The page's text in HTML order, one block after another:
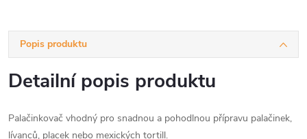
Popis produktu
Detailní popis produktu
Palačinkovač vhodný pro snadnou a pohodlnou přípravu palačinek,
lívanců, placek nebo mexických tortill.